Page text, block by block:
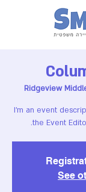
Ridgeview
I’m an event
the Event
See